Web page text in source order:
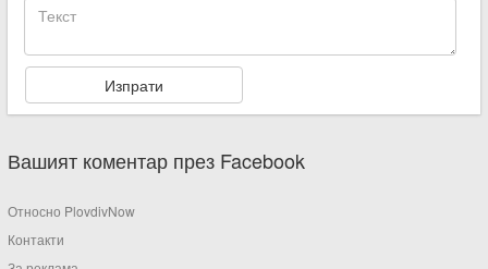
Вашият коментар през Facebook
Относно PlovdivNow
Контакти